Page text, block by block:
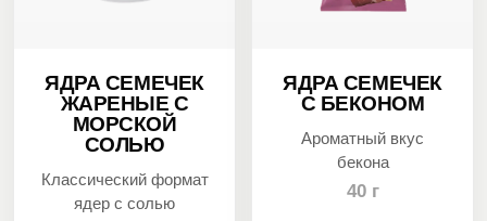
ЯДРА СЕМЕЧЕК
ЖАРЕНЫЕ С
МОРСКОЙ
СОЛЬЮ
Классический формат
ядер с солью
ЯДРА СЕМЕЧЕК
С БЕКОНОМ
Ароматный вкус
бекона
40 г